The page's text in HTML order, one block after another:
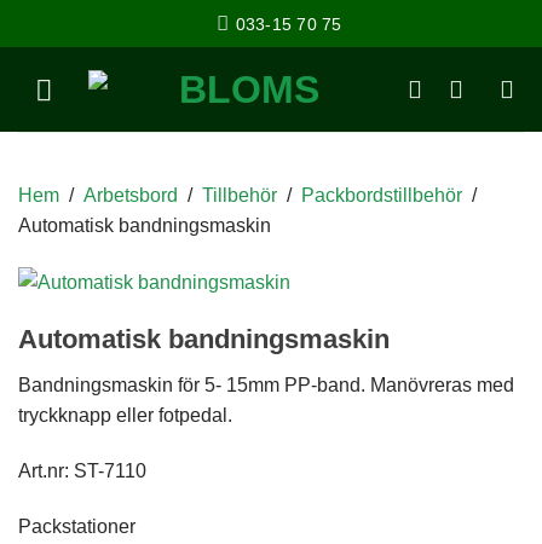
033-15 70 75
Hem / Arbetsbord / Tillbehör / Packbordstillbehör /
Automatisk bandningsmaskin
Automatisk bandningsmaskin
Bandningsmaskin för 5- 15mm PP-band. Manövreras med
tryckknapp eller fotpedal.
Art.nr: ST-7110
Packstationer